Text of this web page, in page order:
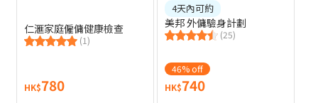
仁滙家庭僱傭健康檢查
(1)
HK$780
4天內可約
美邦 外傭驗身計劃
(25)
46% off
HK$740